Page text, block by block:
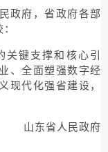
政府，省政府各部
关键支撑和核心引
、全面塑强数字经
现代化强省建设，
山东省人民政府